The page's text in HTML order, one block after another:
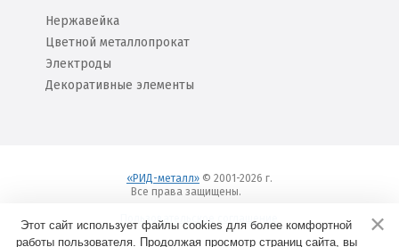
Нержавейка
Цветной металлопрокат
Электроды
Декоративные элементы
«РИД-металл»© 2001-2026 г.
Все права защищены.
Пользовательское соглашение
Этот сайт использует файлы cookies для более комфортной
работы пользователя. Продолжая просмотр страниц сайта, вы